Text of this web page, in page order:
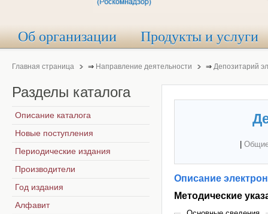
Об организации Продукты и услуги
Главная страница ⇒ Направление деятельности ⇒ Депозитарий
Описание
Методические
Разделы каталога
Описание каталога
Новые поступления
Периодические издания
Производители
Год издания
Алфавит